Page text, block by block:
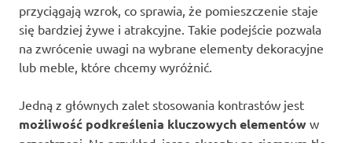
przyciągają wzrok, co sprawia, że pomieszczenie staje
się bardziej żywe i atrakcyjne. Takie podejście pozwala
na zwrócenie uwagi na wybrane elementy dekoracyjne
lub meble, które chcemy wyróżnić.
Jedną z głównych zalet stosowania kontrastów jest
możliwość podkreślenia kluczowych elementów w